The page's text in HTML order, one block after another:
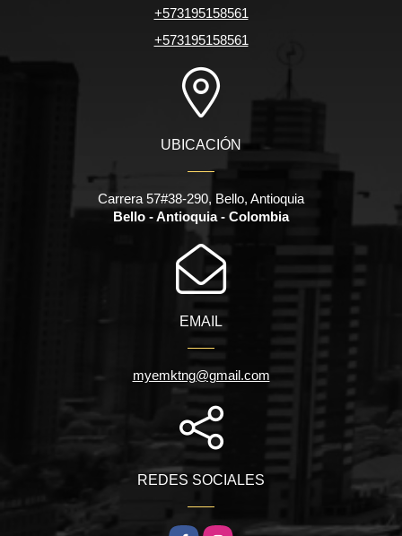
+573195158561
+573195158561
UBICACIÓN
Carrera 57#38-290, Bello, Antioquia
Bello - Antioquia - Colombia
EMAIL
myemktng@gmail.com
REDES SOCIALES